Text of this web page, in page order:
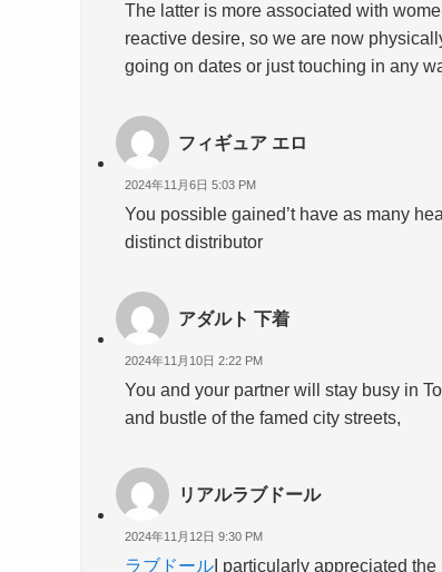
The latter is more associated with
reactive desire, so we are now
going on dates or just touching in any
フィギュア エロ
2024年11月6日 5:03 PM
You possible gained’t have as many
distinct distributor
アダルト 下着
2024年11月10日 2:22 PM
You and your partner will stay busy in
and bustle of the famed city streets,
リアルラブドール
2024年11月12日 9:30 PM
ラブドール I particularly appreciated